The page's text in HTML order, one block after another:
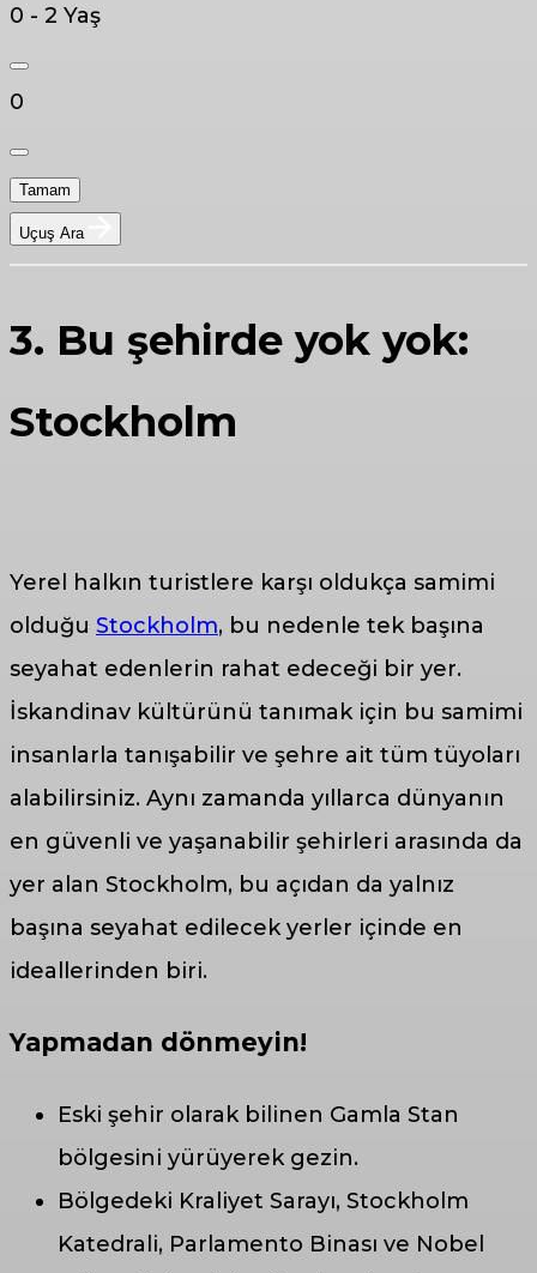
0 - 2 Yaş
0
Tamam
Uçuş Ara
3. Bu şehirde yok yok:
Stockholm
Yerel halkın turistlere karşı oldukça samimi
olduğu Stockholm, bu nedenle tek başına
seyahat edenlerin rahat edeceği bir yer.
İskandinav kültürünü tanımak için bu samimi
insanlarla tanışabilir ve şehre ait tüm tüyoları
alabilirsiniz. Aynı zamanda yıllarca dünyanın
en güvenli ve yaşanabilir şehirleri arasında da
yer alan Stockholm, bu açıdan da yalnız
başına seyahat edilecek yerler içinde en
ideallerinden biri.
Yapmadan dönmeyin!
Eski şehir olarak bilinen Gamla Stan
bölgesini yürüyerek gezin.
Bölgedeki Kraliyet Sarayı, Stockholm
Katedrali, Parlamento Binası ve Nobel